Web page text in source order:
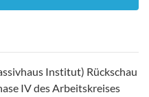
Institut) Rückschau
IV des Arbeitskreises